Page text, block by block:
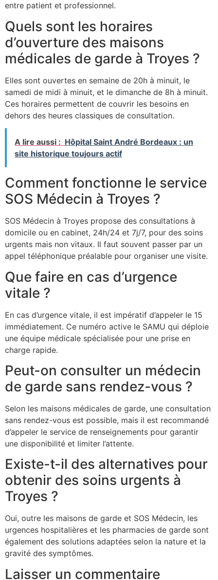
entre patient et professionnel.
Quels sont les horaires
d’ouverture des maisons
médicales de garde à Troyes ?
Elles sont ouvertes en semaine de 20h à minuit, le
samedi de midi à minuit, et le dimanche de 8h à minuit.
Ces horaires permettent de couvrir les besoins en
dehors des heures classiques de consultation.
A lire aussi : Hôpital Saint André Bordeaux : un
site historique toujours actif
Comment fonctionne le service
SOS Médecin à Troyes ?
SOS Médecin à Troyes propose des consultations à
domicile ou en cabinet, 24h/24 et 7j/7, pour des soins
urgents mais non vitaux. Il faut souvent passer par un
appel téléphonique préalable pour organiser une visite.
Que faire en cas d’urgence
vitale ?
En cas d’urgence vitale, il est impératif d’appeler le 15
immédiatement. Ce numéro active le SAMU qui déploie
une équipe médicale spécialisée pour une prise en
charge rapide.
Peut-on consulter un médecin
de garde sans rendez-vous ?
Selon les maisons médicales de garde, une consultation
sans rendez-vous est possible, mais il est recommandé
d’appeler le service de renseignements pour garantir
une disponibilité et limiter l’attente.
Existe-t-il des alternatives pour
obtenir des soins urgents à
Troyes ?
Oui, outre les maisons de garde et SOS Médecin, les
urgences hospitalières et les pharmacies de garde sont
également des solutions adaptées selon la nature et la
gravité des symptômes.
Laisser un commentaire